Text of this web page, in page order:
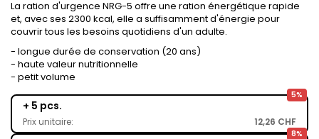
La ration d'urgence NRG-5 offre une ration énergétique rapide
et, avec ses 2300 kcal, elle a suffisamment d'énergie pour
couvrir tous les besoins quotidiens d'un adulte.
- longue durée de conservation (20 ans)
- haute valeur nutritionnelle
- petit volume
5%
+ 5 pcs.
Prix unitaire: 12,26 CHF
8%